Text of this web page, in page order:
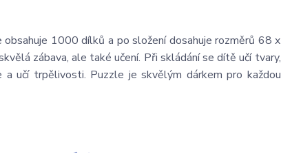
obsahuje 1000 dílků a po složení dosahuje rozměrů 68 x
zábava, ale také učení. Při skládání se dítě učí tvary,
učí trpělivosti. Puzzle je skvělým dárkem pro každou